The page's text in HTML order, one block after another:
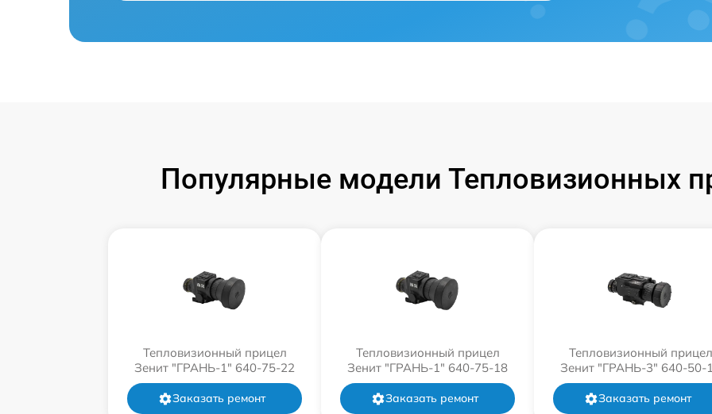
Популярные модели Тепловизионных
Тепловизионный прицел
Зенит "ГРАНЬ-1" 640-75-22
Заказать ремонт
Тепловизионный прицел
Зенит "ГРАНЬ-1" 640-75-18
Заказать ремонт
Тепловизионный прицел
Зенит "ГРАНЬ-3" 640-50-
Заказать ремонт